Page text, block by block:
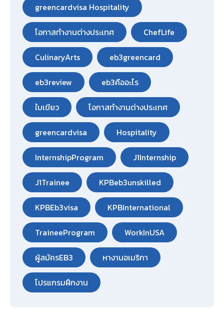
greencardvisa Hospitality
โอกาสทำงานต่างประเทศ ChefLife
CulinaryArts eb3greencard
eb3review eb3คืออะไร
ใบเขียว โอกาสทำงานต่างประเทศ
greencardvisa Hospitality
InternshipProgram J1Internship
J1Trainee KPBeb3unskilled
KPBEb3visa KPBInternational
TraineeProgram WorkInUSA
ผู้สมัครEB3 หางานอเมริกา
โปรแกรมฝึกงาน